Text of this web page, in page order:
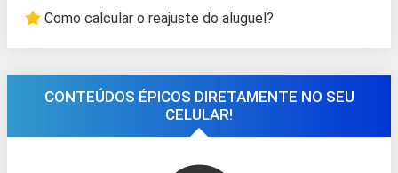
Como calcular o reajuste do aluguel?
CONTEÚDOS ÉPICOS DIRETAMENTE NO SEU
CELULAR!